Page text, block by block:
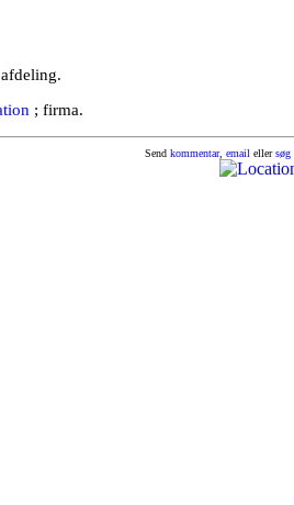
; firma.
Send kommentar, email ellersøg